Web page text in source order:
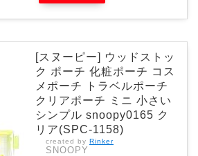
[スヌーピー] ウッドストッ
ク ポーチ 化粧ポーチ コス
メポーチ トラベルポーチ
クリアポーチ ミニ 小さい
シンプル snoopy0165 ク
リア(SPC-1158)
created by Rinker
SNOOPY